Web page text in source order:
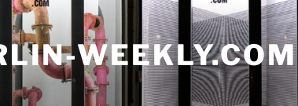
WEEKLY.COM